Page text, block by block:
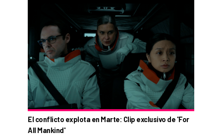
El conflicto explota en Marte: Clip exclusivo de 'For
All Mankind'